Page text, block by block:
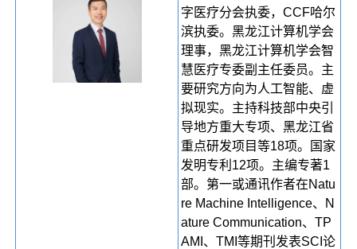
字医疗分会执委，CCF哈尔
滨执委。黑龙江计算机学会
理事，黑龙江计算机学会智
慧医疗专委副主任委员。主
要研究方向为人工智能、虚
拟现实。主持科技部中央引
导地方重大专项、黑龙江省
重点研发项目等18项。国家
发明专利12项。主编专著1
部。第一或通讯作者在Natu
re Machine Intelligence、N
ature Communication、TP
AMI、TMI等期刊发表SCI论